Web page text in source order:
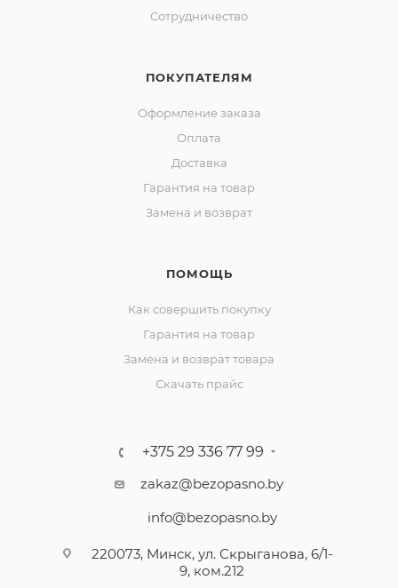
Сотрудничество
ПОКУПАТЕЛЯМ
Оформление заказа
Оплата
Доставка
Гарантия на товар
Замена и возврат
ПОМОЩЬ
Как совершить покупку
Гарантия на товар
Замена и возврат товара
Скачать прайс
+375 29 336 77 99
zakaz@bezopasno.by
info@bezopasno.by
220073, Минск, ул. Скрыганова, 6/1-
9, ком.212